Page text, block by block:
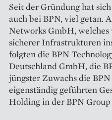
Seit der Gründung hat
auch bei BPN, viel getan.
Networks GmbH,
sicherer Infrastrukturen
folgten die BPN
Deutschland GmbH, die
jüngster Zuwachs die
eigenständig geführten
Holding in der BPN Group